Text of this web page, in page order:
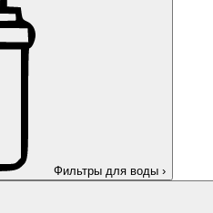
Фильтры для воды ›